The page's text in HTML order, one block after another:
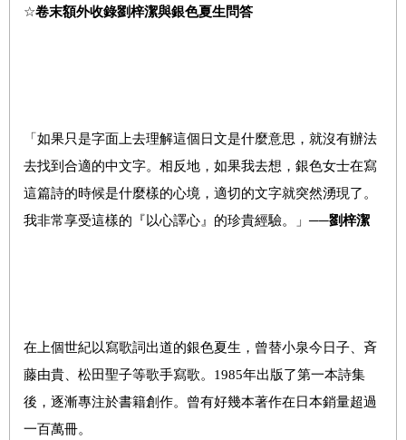
☆卷末額外收錄劉梓潔與銀色夏生問答
「如果只是字面上去理解這個日文是什麼意思，就沒有辦法
去找到合適的中文字。相反地，如果我去想，銀色女士在寫
這篇詩的時候是什麼樣的心境，適切的文字就突然湧現了。
我非常享受這樣的『以心譯心』的珍貴經驗。」──劉梓潔
在上個世紀以寫歌詞出道的銀色夏生，曾替小泉今日子、斉
藤由貴、松田聖子等歌手寫歌。1985年出版了第一本詩集
後，逐漸專注於書籍創作。曾有好幾本著作在日本銷量超過
一百萬冊。